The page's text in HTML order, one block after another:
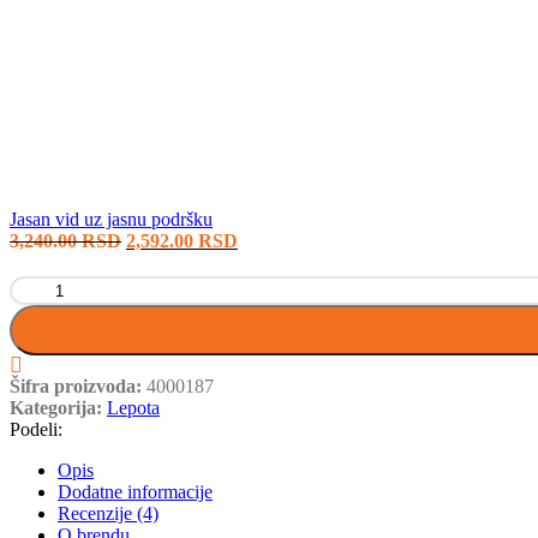
Jasan vid uz jasnu podršku
3,240.00RSD 2,592.00 RSD
Šifra proizvoda: 4000187
Kategorija: Lepota
Podeli:
Opis
Dodatne informacije
Recenzije (4)